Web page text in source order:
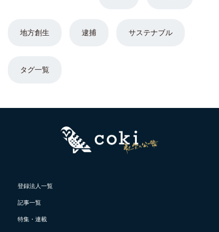
地方創生 逮捕 サステナブル
タグ一覧
登録法人一覧
記事一覧
特集・連載